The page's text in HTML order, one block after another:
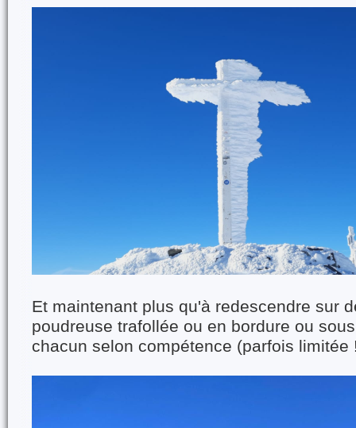
Et maintenant plus qu'à redescendre sur
poudreuse trafollée ou en bordure ou
chacun selon compétence (parfois